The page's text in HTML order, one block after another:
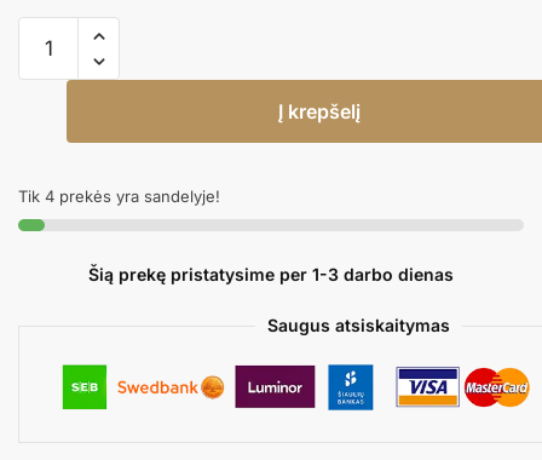
kiekis:
Netikri
Į krepšelį
Tik 4 prekės yra sandelyje!
Šią prekę pristatysime per 1-3 darbo dienas
Saugus atsiskaitymas